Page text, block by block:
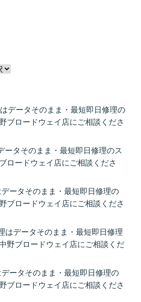
データそのまま・最短即日修理の
ブロードウェイ店にご相談くださ
ータそのまま・最短即日修理のス
ロードウェイ店にご相談くださ
ータそのまま・最短即日修理の
ブロードウェイ店にご相談くださ
はデータそのまま・最短即日修理
野ブロードウェイ店にご相談くだ
ータそのまま・最短即日修理の
ブロードウェイ店にご相談くださ